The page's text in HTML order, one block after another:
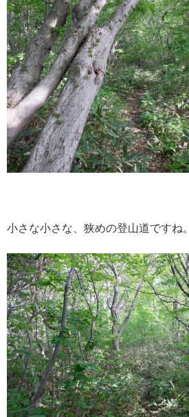
小さな小さな、狭めの登山道ですね。